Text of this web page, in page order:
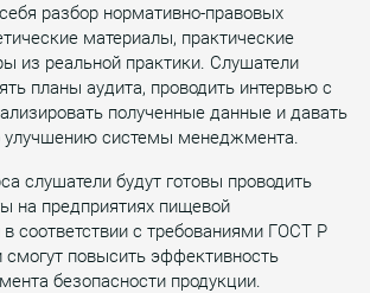
разбор нормативно-правовых
материалы, практические
из реальной практики. Слушатели
планы аудита, проводить интервью с
полученные данные и давать
улучшению системы менеджмента.
слушатели будут готовы проводить
на предприятиях пищевой
соответствии с требованиями ГОСТ Р
повысить эффективность
безопасности продукции.